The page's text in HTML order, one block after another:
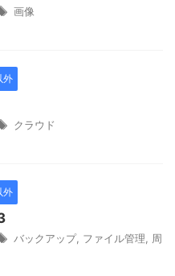
画像
外
クラウド
外
バックアップ, ファイル管理
周